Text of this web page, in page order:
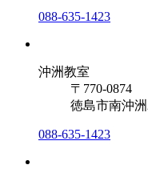
088-635-1423
沖洲教室
〒770-0874
徳島市南沖
088-635-1423